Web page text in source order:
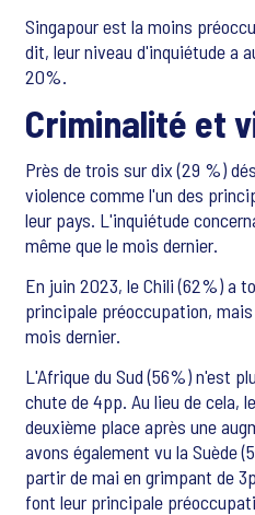
Singapour est la moins
dit, leur niveau d'inquiétude a
20%.
Criminalité et
Près de trois sur dix (29 %)
violence comme l'un des
leur pays. L'inquiétude
même que le mois dernier.
En juin 2023, le Chili (62%) a
principale préoccupation,
mois dernier.
L'Afrique du Sud (56%) n'est
chute de 4pp. Au lieu de cela,
deuxième place après une
avons également vu la Suède
partir de mai en grimpant de
font leur principale